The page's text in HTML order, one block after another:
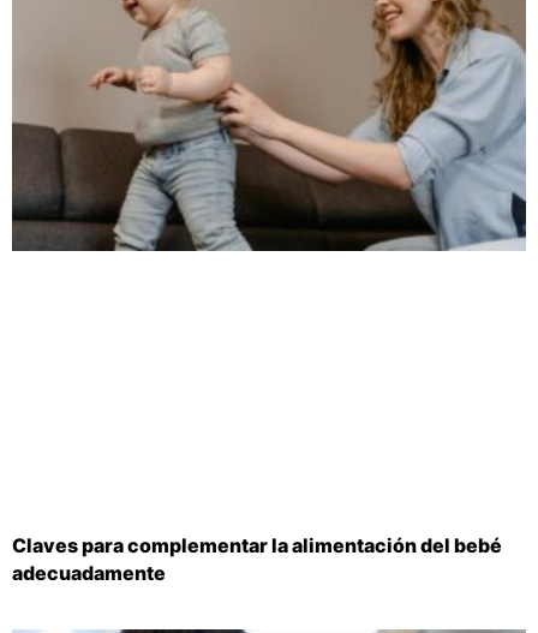
Claves para complementar la alimentación del bebé
adecuadamente